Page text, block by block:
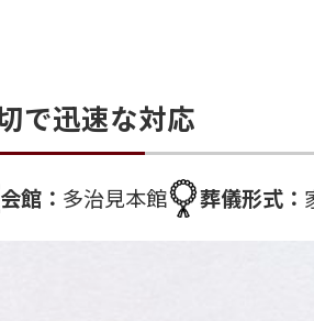
で迅速な対応
会館： 多治見本館 葬儀形式：